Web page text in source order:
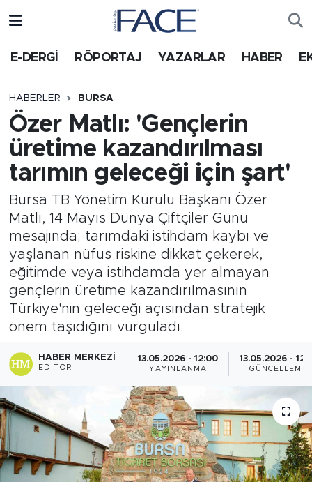
E-DERGİ RÖPORTAJ YAZARLAR HABER
HABERLER BURSA
Özer Matlı: 'Gençlerin
üretime kazandırılması
tarımın geleceği için şart'
Bursa TB Yönetim Kurulu Başkanı Özer
Matlı, 14 Mayıs Dünya Çiftçiler Günü
mesajında; tarımdaki istihdam kaybı ve
yaşlanan nüfus riskine dikkat çekerek,
eğitimde veya istihdamda yer almayan
gençlerin üretime kazandırılmasının
Türkiye'nin geleceği açısından stratejik
önem taşıdığını vurguladı.
HABER MERKEZI
EDITÖR
13.05.2026 - 12:00
YAYINLANMA
13.05.2026 -
GÜNCELLEME
HABER
Nöbetçi Eczaneler
Trafik Durumu
Süper Lig Puan Durumu ve Fikstür
Tüm Manşetler
Son Dakika Haberleri
Haber Arşivi